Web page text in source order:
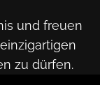
und freuen
zu dürfen.